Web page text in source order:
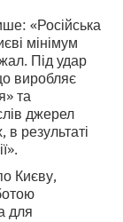
«Російська
мінімум
Під удар
виробляє
та
джерел
результаті
Києву,
для